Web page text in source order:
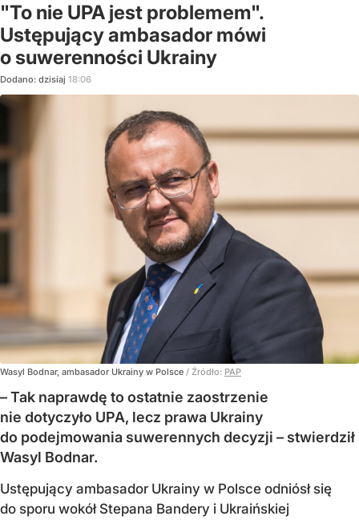
"To nie UPA jest problemem".
Ustępujący ambasador mówi
o suwerenności Ukrainy
Dodano: dzisiaj 18:06
Wasyl Bodnar, ambasador Ukrainy w Polsce / Źródło: PAP
– Tak naprawdę to ostatnie zaostrzenie
nie dotyczyło UPA, lecz prawa Ukrainy
do podejmowania suwerennych decyzji – stwierdził
Wasyl Bodnar.
Ustępujący ambasador Ukrainy w Polsce odniósł się
do sporu wokół Stepana Bandery i Ukraińskiej